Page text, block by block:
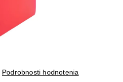
Podrobnosti hodnotenia